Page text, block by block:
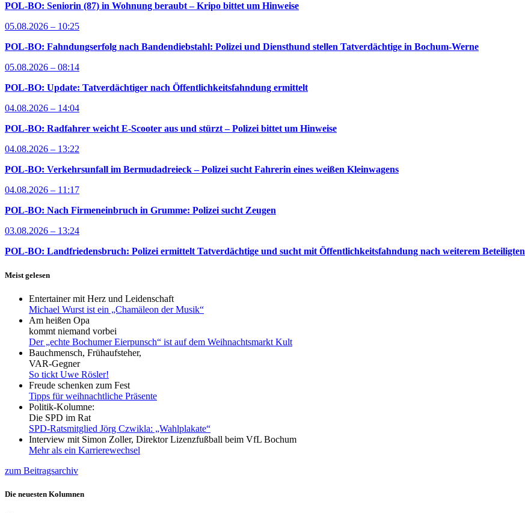
POL-BO: Seniorin (87) in Wohnung beraubt – Kripo bittet um Hinweise
05.08.2026 – 10:25
POL-BO: Fahndungserfolg nach Bandendiebstahl: Polizei und Diensthund stellen Tatverdächtige in Bochum-Werne
05.08.2026 – 08:14
POL-BO: Update: Tatverdächtiger nach Öffentlichkeitsfahndung ermittelt
04.08.2026 – 14:04
POL-BO: Radfahrer weicht E-Scooter aus und stürzt – Polizei bittet um Hinweise
04.08.2026 – 13:22
POL-BO: Verkehrsunfall im Bermudadreieck – Polizei sucht Fahrerin eines weißen Kleinwagens
04.08.2026 – 11:17
POL-BO: Nach Firmeneinbruch in Grumme: Polizei sucht Zeugen
03.08.2026 – 13:24
POL-BO: Landfriedensbruch: Polizei ermittelt Tatverdächtige und sucht mit Öffentlichkeitsfahndung nach weiterem Beteiligten
Meist gelesen
Entertainer mit Herz und Leidenschaft
Michael Wurst ist ein „Chamäleon der Musik“
Am heißen Opa
kommt niemand vorbei
Der „echte Bochumer Eierpunsch“ ist auf dem Weihnachtsmarkt Kult
Bauchmensch, Frühaufsteher,
VAR-Gegner
So tickt Uwe Rösler!
Freude schenken zum Fest
Tipps für weihnachtliche Präsente
Politik-Kolumne:
Die SPD im Rat
SPD-Ratsmitglied Jörg Czwikla: „Wahlplakate“
Interview mit Simon Zoller, Direktor Lizenzfußball beim VfL Bochum
Mehr als ein Karrierewechsel
zum Beitragsarchiv
Die neuesten Kolumnen